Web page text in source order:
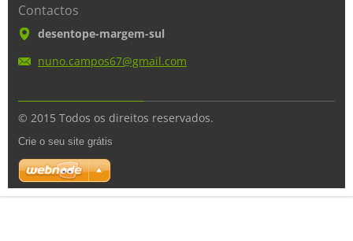
Contactos
desentope-margem-sul
nuno.campos67@gmail.com
© 2015 Todos os direitos reservados.
Crie o seu site grátis